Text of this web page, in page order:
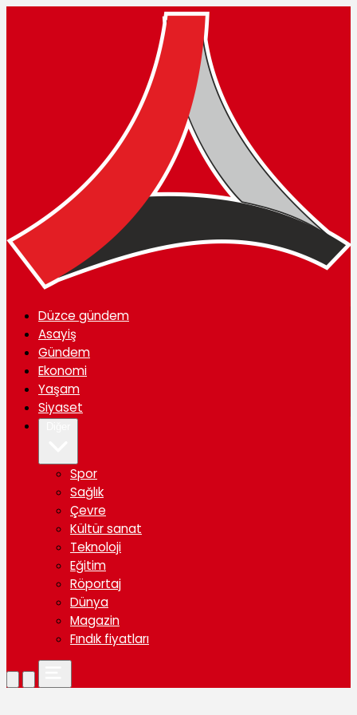
Düzce gündem
Asayiş
Gündem
Ekonomi
Yaşam
Siyaset
Spor
Sağlık
Çevre
Kültür sanat
Teknoloji
Eğitim
Röportaj
Dünya
Magazin
Fındık fiyatları